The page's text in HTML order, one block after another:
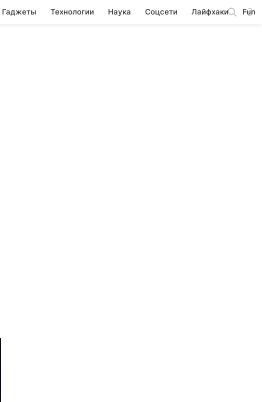
Гаджеты Технологии Наука Соцсети Лайфхаки Fun